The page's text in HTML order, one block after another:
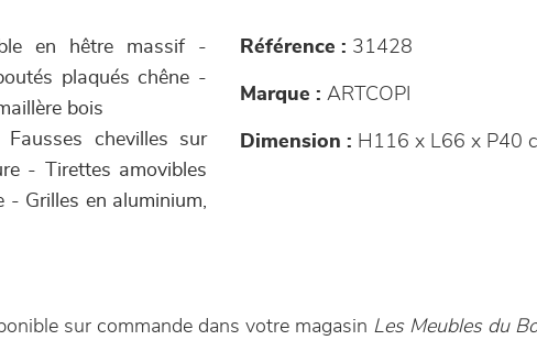
en hêtre massif -
plaqués chêne -
bois
chevilles sur
- Tirettes amovibles
- Grilles en aluminium,
Référence : 31428
Marque : ARTCOPI
Dimension : H116 x L66 x P40
sur commande dans votre magasin Les Meubles du